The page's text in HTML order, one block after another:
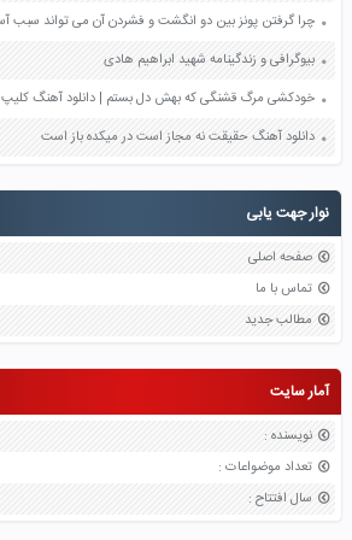
نوار جهت یابی
صفحه اصلی
تماس با ما
مطالب جدید
آمار سایت
نویسنده :
تعداد موضواعات :
سال افتتاح :
بیوگرافی و زندگینامه شهید ابراهیم هادی
خودکشی مرگ قشنگی که بهش دل بستم | دانلود آهنگ کلیپ
دانلود آهنگ حقیقت نه مجاز است در میکده باز است